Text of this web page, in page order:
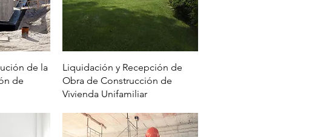
de la
de
Vista rápida
Liquidación y Recepción de
Obra de Construcción de
Vivienda Unifamiliar